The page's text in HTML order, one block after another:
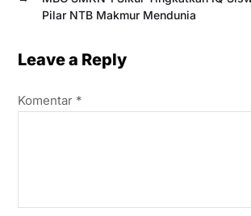
Pilar NTB Makmur Mendunia
Leave a Reply
Komentar *